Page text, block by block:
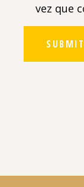
vez que
SUBMIT